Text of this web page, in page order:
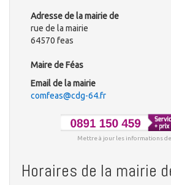
Adresse de la mairie de
rue de la mairie
64570 feas
Maire de Féas
Email de la mairie
comfeas@cdg-64.fr
Mettre à jour les informations
Horaires de la mairie